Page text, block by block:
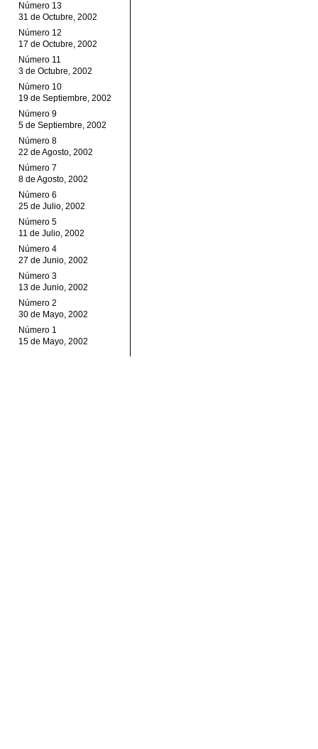
Número 13
31 de Octubre, 2002
Número 12
17 de Octubre, 2002
Número 11
3 de Octubre, 2002
Número 10
19 de Septiembre, 2002
Número 9
5 de Septiembre, 2002
Número 8
22 de Agosto, 2002
Número 7
8 de Agosto, 2002
Número 6
25 de Julio, 2002
Número 5
11 de Julio, 2002
Número 4
27 de Junio, 2002
Número 3
13 de Junio, 2002
Número 2
30 de Mayo, 2002
Número 1
15 de Mayo, 2002